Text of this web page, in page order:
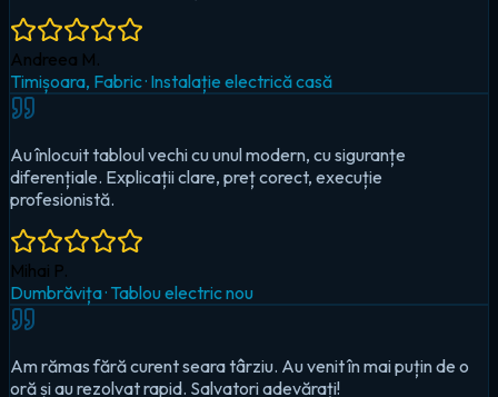
Mihai P.
Dumbrăvița
Am rămas fără curent seara târziu. Au venit în mai puțin de o
oră și au rezolvat rapid. Salvatori adevărați!
Cristina D.
Timișoara, Circumvalațiunii·Urgență — pană totală
Au montat iluminat LED în toată casa și un sistem smart pentru
controlul de pe telefon. Foarte mulțumit!